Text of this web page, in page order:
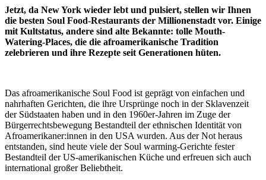
Jetzt, da New York wieder lebt und pulsiert, stellen wir Ihnen
die besten Soul Food-Restaurants der Millionenstadt vor. Einige
mit Kultstatus, andere sind alte Bekannte: tolle Mouth-
Watering-Places, die die afroamerikanische Tradition
zelebrieren und ihre Rezepte seit Generationen hüten.
Das afroamerikanische Soul Food ist geprägt von einfachen und
nahrhaften Gerichten, die ihre Ursprünge noch in der Sklavenzeit
der Südstaaten haben und in den 1960er-Jahren im Zuge der
Bürgerrechtsbewegung Bestandteil der ethnischen Identität von
Afroamerikaner:innen in den USA wurden. Aus der Not heraus
entstanden, sind heute viele der Soul warming-Gerichte fester
Bestandteil der US-amerikanischen Küche und erfreuen sich auch
international großer Beliebtheit.